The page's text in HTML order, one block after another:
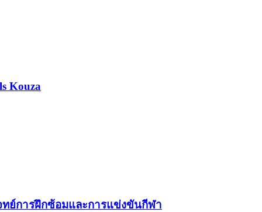
Kouza
ทย์การฝึกซ้อมและการแข่งขันกีฬา